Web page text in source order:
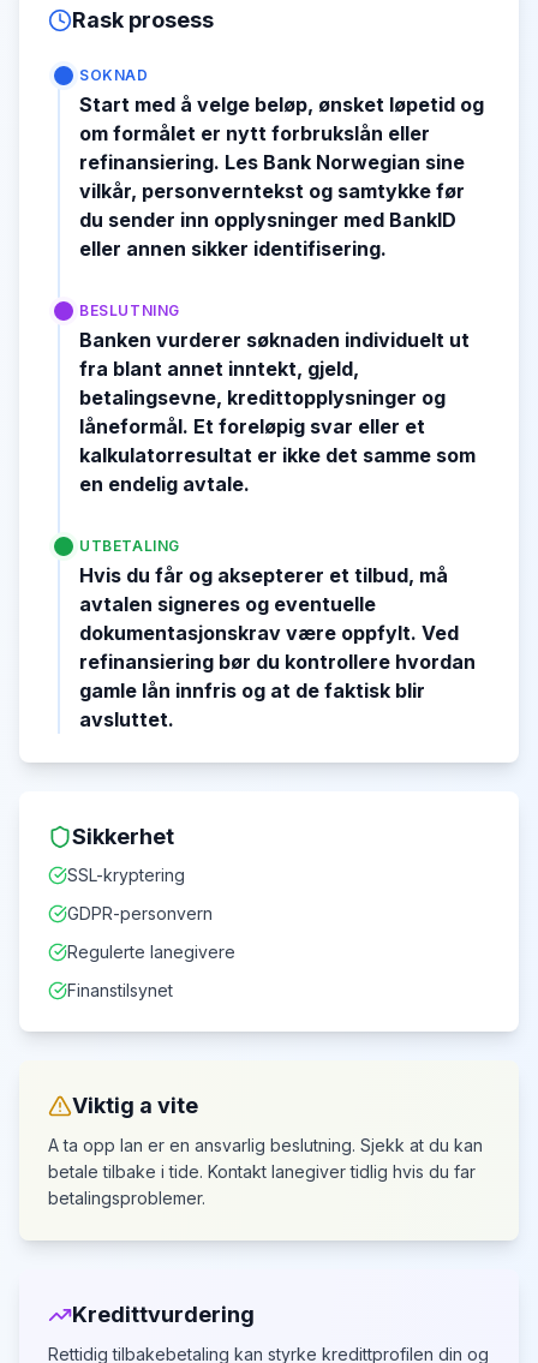
Rask prosess
SOKNAD
Start med å velge beløp, ønsket løpetid og
om formålet er nytt forbrukslån eller
refinansiering. Les Bank Norwegian sine
vilkår, personverntekst og samtykke før
du sender inn opplysninger med BankID
eller annen sikker identifisering.
BESLUTNING
Banken vurderer søknaden individuelt ut
fra blant annet inntekt, gjeld,
betalingsevne, kredittopplysninger og
låneformål. Et foreløpig svar eller et
kalkulatorresultat er ikke det samme som
en endelig avtale.
UTBETALING
Hvis du får og aksepterer et tilbud, må
avtalen signeres og eventuelle
dokumentasjonskrav være oppfylt. Ved
refinansiering bør du kontrollere hvordan
gamle lån innfris og at de faktisk blir
avsluttet.
Sikkerhet
SSL-kryptering
GDPR-personvern
Regulerte lanegivere
Finanstilsynet
Viktig a vite
A ta opp lan er en ansvarlig beslutning. Sjekk at du kan
betale tilbake i tide. Kontakt lanegiver tidlig hvis du far
betalingsproblemer.
Kredittvurdering
Rettidig tilbakebetaling kan styrke kredittprofilen din og